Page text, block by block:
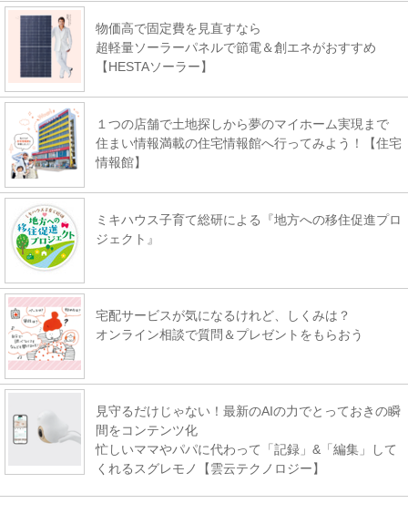
物価高で固定費を見直すなら
超軽量ソーラーパネルで節電＆創エネがおすすめ
【HESTAソーラー】
１つの店舗で土地探しから夢のマイホーム実現まで
住まい情報満載の住宅情報館へ行ってみよう！【住宅
情報館】
ミキハウス子育て総研による『地方への移住促進プロ
ジェクト』
宅配サービスが気になるけれど、しくみは？
オンライン相談で質問＆プレゼントをもらおう
見守るだけじゃない！最新のAIの力でとっておきの瞬
間をコンテンツ化
忙しいママやパパに代わって「記録」&「編集」して
くれるスグレモノ【雲云テクノロジー】